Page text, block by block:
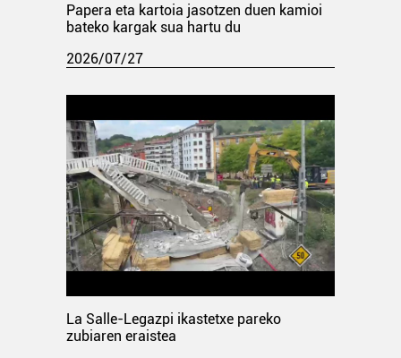
Papera eta kartoia jasotzen duen kamioi
bateko kargak sua hartu du
2026/07/27
La Salle-Legazpi ikastetxe pareko
zubiaren eraistea